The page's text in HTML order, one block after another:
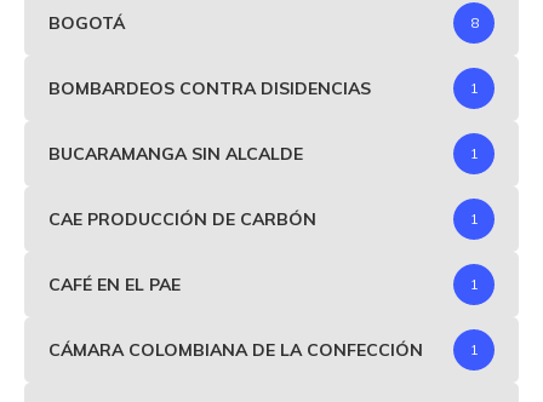
BOGOTÁ 8
BOMBARDEOS CONTRA DISIDENCIAS 1
BUCARAMANGA SIN ALCALDE 1
CAE PRODUCCIÓN DE CARBÓN 1
CAFÉ EN EL PAE 1
CÁMARA COLOMBIANA DE LA CONFECCIÓN 1